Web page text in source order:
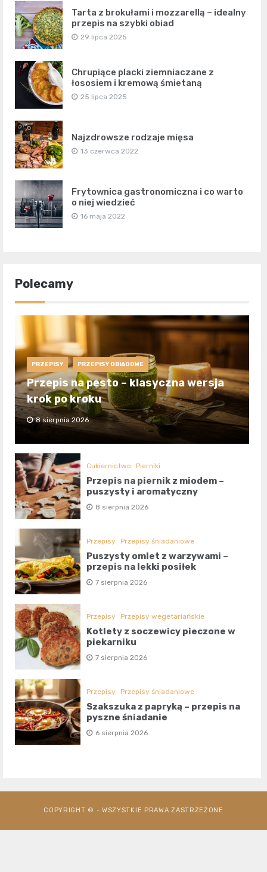
Tarta z brokułami i mozzarellą – idealny
przepis na szybki obiad
29 lipca 2025
Chrupiące placki ziemniaczane z
łososiem i kremową śmietaną
25 lipca 2025
Najzdrowsze rodzaje mięsa
13 czerwca 2022
Frytownica gastronomiczna i co warto
o niej wiedzieć
16 maja 2022
Polecamy
PRZEPISY PRZEPISY OBIADOWE
Przepis na pesto – klasyczna wersja
krok po kroku
8 sierpnia 2026
Cukiernictwo Pierniki
Przepis na piernik z miodem –
puszysty i aromatyczny
8 sierpnia 2026
Przepisy Przepisy śniadaniowe
Puszysty omlet z warzywami –
przepis na lekki posiłek
7 sierpnia 2026
Przepisy Przepisy wegetariańskie
Kotlety z soczewicy pieczone w
piekarniku
7 sierpnia 2026
Przepisy Przepisy śniadaniowe
Szakszuka z papryką – przepis na
pyszne śniadanie
6 sierpnia 2026
COPYRIGHT © - WSZYSTKIE PRAWA ZASTRZEŻONE